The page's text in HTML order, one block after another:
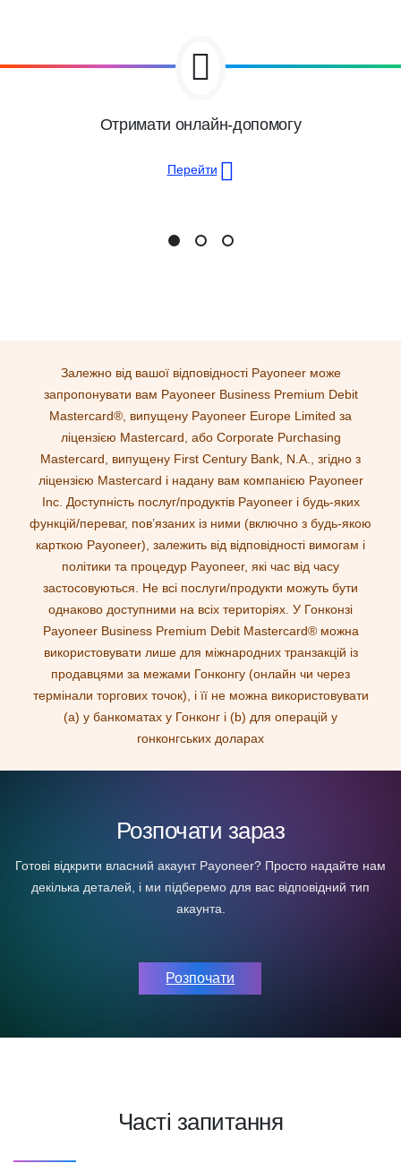
Отримати онлайн-допомогу
Перейти
Залежно від вашої відповідності Payoneer може
запропонувати вам Payoneer Business Premium Debit
Mastercard®, випущену Payoneer Europe Limited за
ліцензією Mastercard, або Corporate Purchasing
Mastercard, випущену First Century Bank, N.A., згідно з
ліцензією Mastercard і надану вам компанією Payoneer
Inc. Доступність послуг/продуктів Payoneer і будь-яких
функцій/переваг, пов’язаних із ними (включно з будь-якою
карткою Payoneer), залежить від відповідності вимогам і
політики та процедур Payoneer, які час від часу
застосовуються. Не всі послуги/продукти можуть бути
однаково доступними на всіх територіях. У Гонконзі
Payoneer Business Premium Debit Mastercard® можна
використовувати лише для міжнародних транзакцій із
продавцями за межами Гонконгу (онлайн чи через
термінали торгових точок), і її не можна використовувати
(a) у банкоматах у Гонконг і (b) для операцій у
гонконгських доларах
Розпочати зараз
Готові відкрити власний акаунт Payoneer? Просто надайте нам
декілька деталей, і ми підберемо для вас відповідний тип
акаунта.
Розпочати
Часті запитання